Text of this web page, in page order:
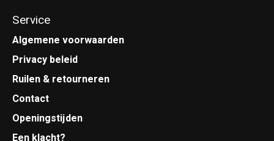
Service
Algemene voorwaarden
Privacy beleid
Ruilen & retourneren
Contact
Openingstijden
Een klacht?